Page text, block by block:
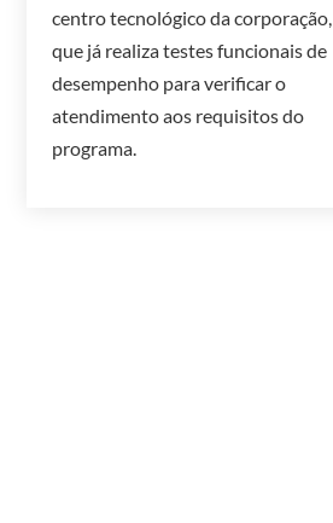
centro tecnológico da corporação,
que já realiza testes funcionais de
desempenho para verificar o
atendimento aos requisitos do
programa.